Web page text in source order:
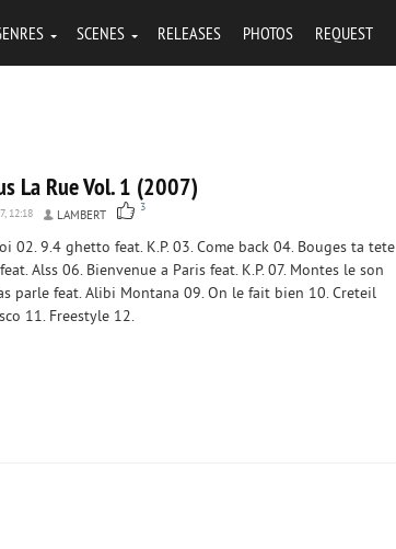
SCENES RELEASES PHOTOS REQUEST
La Rue Vol. 1 (2007)
12:18 LAMBERT
3
02. 9.4 ghetto feat. K.P. 03. Come back 04. Bouges ta tete
Alss 06. Bienvenue a Paris feat. K.P. 07. Montes le son
parle feat. Alibi Montana 09. On le fait bien 10. Creteil
11. Freestyle 12.